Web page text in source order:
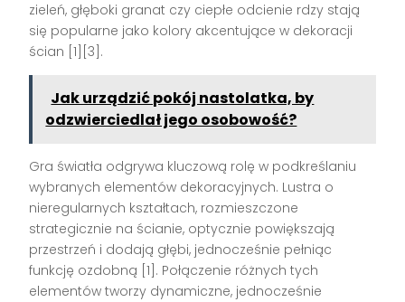
zieleń, głęboki granat czy ciepłe odcienie rdzy stają
się popularne jako kolory akcentujące w dekoracji
ścian [1][3].
Jak urządzić pokój nastolatka, by
odzwierciedlał jego osobowość?
Gra światła odgrywa kluczową rolę w podkreślaniu
wybranych elementów dekoracyjnych. Lustra o
nieregularnych kształtach, rozmieszczone
strategicznie na ścianie, optycznie powiększają
przestrzeń i dodają głębi, jednocześnie pełniąc
funkcję ozdobną [1]. Połączenie różnych tych
elementów tworzy dynamiczne, jednocześnie